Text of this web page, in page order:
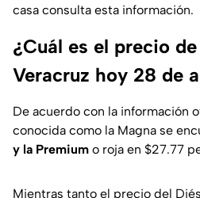
casa consulta esta información.
¿Cuál es el precio
Veracruz hoy 28 de
De acuerdo con la información
conocida como la Magna se
y la Premium o roja en $27.77
Mientras tanto el precio del